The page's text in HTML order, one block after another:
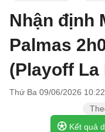
Nhận định
Palmas
(Playoff La
Thứ Ba 09/06/2026
Kết quả